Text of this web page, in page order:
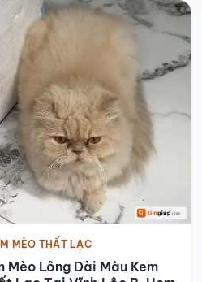
MÈO THẤT LẠC
Mèo Lông Dài Màu Kem